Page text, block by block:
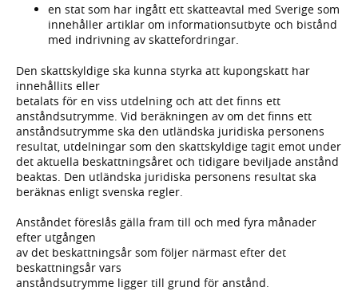
en stat som har ingått ett skatteavtal med Sverige som
innehåller artiklar om informationsutbyte och bistånd
med indrivning av skattefordringar.
Den skattskyldige ska kunna styrka att kupongskatt har
innehållits eller
betalats för en viss utdelning och att det finns ett
anståndsutrymme. Vid beräkningen av om det finns ett
anståndsutrymme ska den utländska juridiska personens
resultat, utdelningar som den skattskyldige tagit emot under
det aktuella beskattningsåret och tidigare beviljade anstånd
beaktas. Den utländska juridiska personens resultat ska
beräknas enligt svenska regler.
Anståndet föreslås gälla fram till och med fyra månader
efter utgången
av det beskattningsår som följer närmast efter det
beskattningsår vars
anståndsutrymme ligger till grund för anstånd.